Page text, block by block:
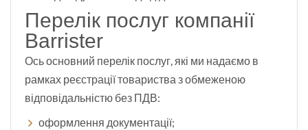
Перелік послуг компанії
Barrister
Ось основний перелік послуг, які ми надаємо в
рамках реєстрації товариства з обмеженою
відповідальністю без ПДВ:
оформлення документації;